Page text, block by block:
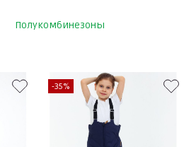
Полукомбинезоны
-35%